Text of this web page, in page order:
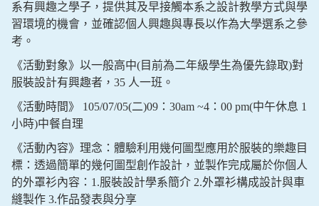
系有興趣之學子，提供其及早接觸本系之設計教學方式與學
習環境的機會，並確認個人興趣與專長以作為大學選系之參
考。
《活動對象》以一般高中(目前為二年級學生為優先錄取)對
服裝設計有興趣者，35 人一班。
《活動時間》 105/07/05(二)09：30am ~4：00 pm(中午休息 1
小時)中餐自理
《活動內容》理念：體驗利用幾何圖型應用於服裝的樂趣目
標：透過簡單的幾何圖型創作設計，並製作完成屬於你個人
的外罩衫內容：1.服裝設計學系簡介 2.外罩衫構成設計與車
縫製作 3.作品發表與分享